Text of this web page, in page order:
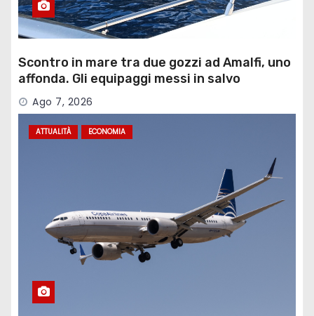
Scontro in mare tra due gozzi ad Amalfi, uno
affonda. Gli equipaggi messi in salvo
Ago 7, 2026
ATTUALITÀ ECONOMIA